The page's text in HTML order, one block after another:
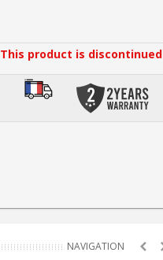
This product is discontinued